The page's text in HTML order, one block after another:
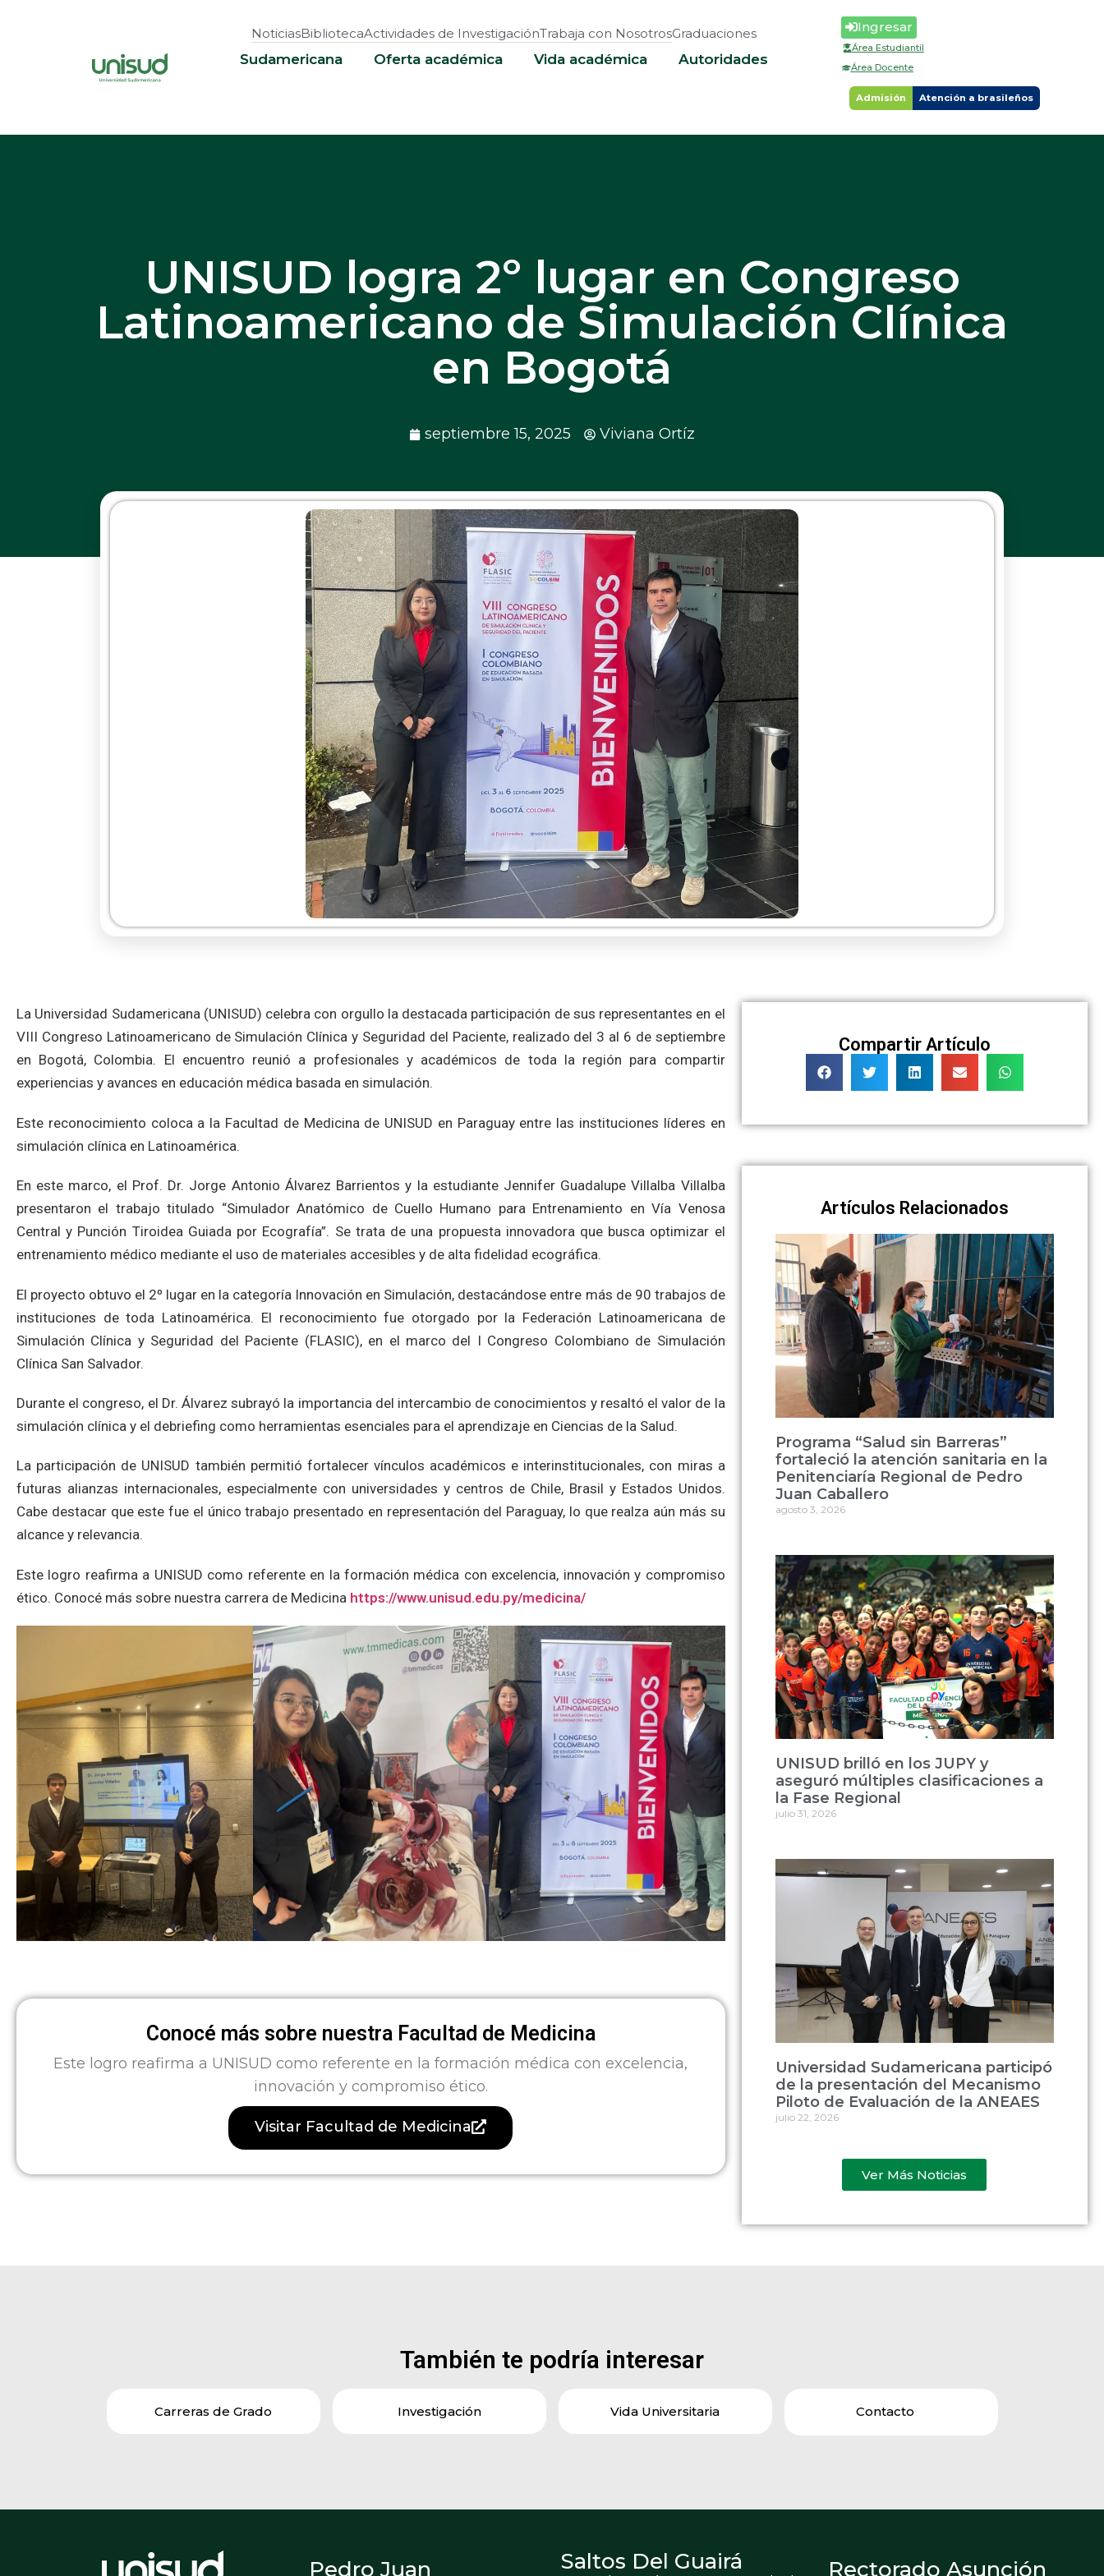
NoticiasBibliotecaActividades de InvestigaciónTrabaja con NosotrosGraduaciones
Sudamericana Oferta académica Vida académica Autoridades
Ingresar
Área Estudiantil
Área Docente
Admisión Atención a brasileños
UNISUD logra 2º lugar en Congreso
Latinoamericano de Simulación Clínica
en Bogotá
septiembre 15, 2025 Viviana Ortíz
La Universidad Sudamericana (UNISUD) celebra con orgullo la destacada participación de sus representantes en el
VIII Congreso Latinoamericano de Simulación Clínica y Seguridad del Paciente, realizado del 3 al 6 de septiembre
en Bogotá, Colombia. El encuentro reunió a profesionales y académicos de toda la región para compartir
experiencias y avances en educación médica basada en simulación.
Este reconocimiento coloca a la Facultad de Medicina de UNISUD en Paraguay entre las instituciones líderes en
simulación clínica en Latinoamérica.
En este marco, el Prof. Dr. Jorge Antonio Álvarez Barrientos y la estudiante Jennifer Guadalupe Villalba Villalba
presentaron el trabajo titulado “Simulador Anatómico de Cuello Humano para Entrenamiento en Vía Venosa
Central y Punción Tiroidea Guiada por Ecografía”. Se trata de una propuesta innovadora que busca optimizar el
entrenamiento médico mediante el uso de materiales accesibles y de alta fidelidad ecográfica.
El proyecto obtuvo el 2º lugar en la categoría Innovación en Simulación, destacándose entre más de 90 trabajos de
instituciones de toda Latinoamérica. El reconocimiento fue otorgado por la Federación Latinoamericana de
Simulación Clínica y Seguridad del Paciente (FLASIC), en el marco del I Congreso Colombiano de Simulación
Clínica San Salvador.
Durante el congreso, el Dr. Álvarez subrayó la importancia del intercambio de conocimientos y resaltó el valor de la
simulación clínica y el debriefing como herramientas esenciales para el aprendizaje en Ciencias de la Salud.
La participación de UNISUD también permitió fortalecer vínculos académicos e interinstitucionales, con miras a
futuras alianzas internacionales, especialmente con universidades y centros de Chile, Brasil y Estados Unidos.
Cabe destacar que este fue el único trabajo presentado en representación del Paraguay, lo que realza aún más su
alcance y relevancia.
Este logro reafirma a UNISUD como referente en la formación médica con excelencia, innovación y compromiso
ético. Conocé más sobre nuestra carrera de Medicina https://www.unisud.edu.py/medicina/
Conocé más sobre nuestra Facultad de Medicina
Este logro reafirma a UNISUD como referente en la formación médica con excelencia,
innovación y compromiso ético.
Visitar Facultad de Medicina
Compartir Artículo
Artículos Relacionados
Programa “Salud sin Barreras”
fortaleció la atención sanitaria en la
Penitenciaría Regional de Pedro
Juan Caballero
agosto 3, 2026
UNISUD brilló en los JUPY y
aseguró múltiples clasificaciones a
la Fase Regional
julio 31, 2026
Universidad Sudamericana participó
de la presentación del Mecanismo
Piloto de Evaluación de la ANEAES
julio 22, 2026
Ver Más Noticias
También te podría interesar
Carreras de Grado Investigación Vida Universitaria Contacto
Pedro Juan Saltos Del Guairá Rectorado Asunción